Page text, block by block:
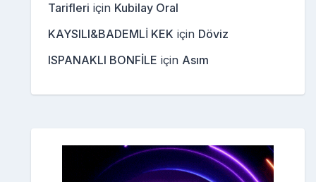
Tarifleri için Kubilay Oral
KAYSILI&BADEMLİ KEK için Döviz
ISPANAKLI BONFİLE için Asım